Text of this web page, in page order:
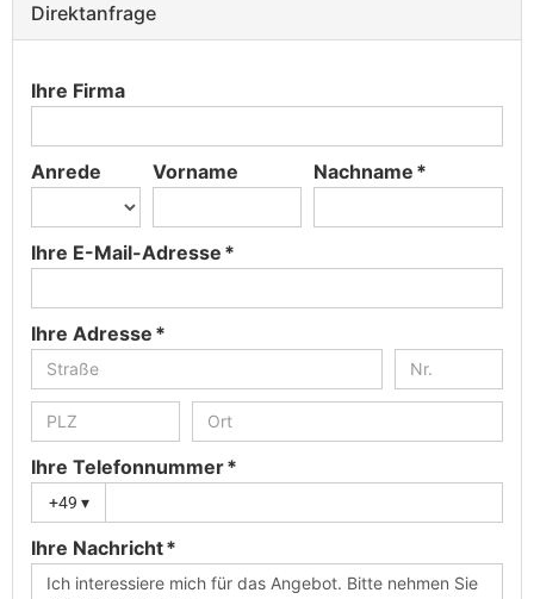
Direktanfrage
Ihre Firma
Anrede Vorname Nachname *
Ihre E-Mail-Adresse *
Ihre Adresse *
Ihre Telefonnummer *
+49 ▾
Ihre Nachricht *